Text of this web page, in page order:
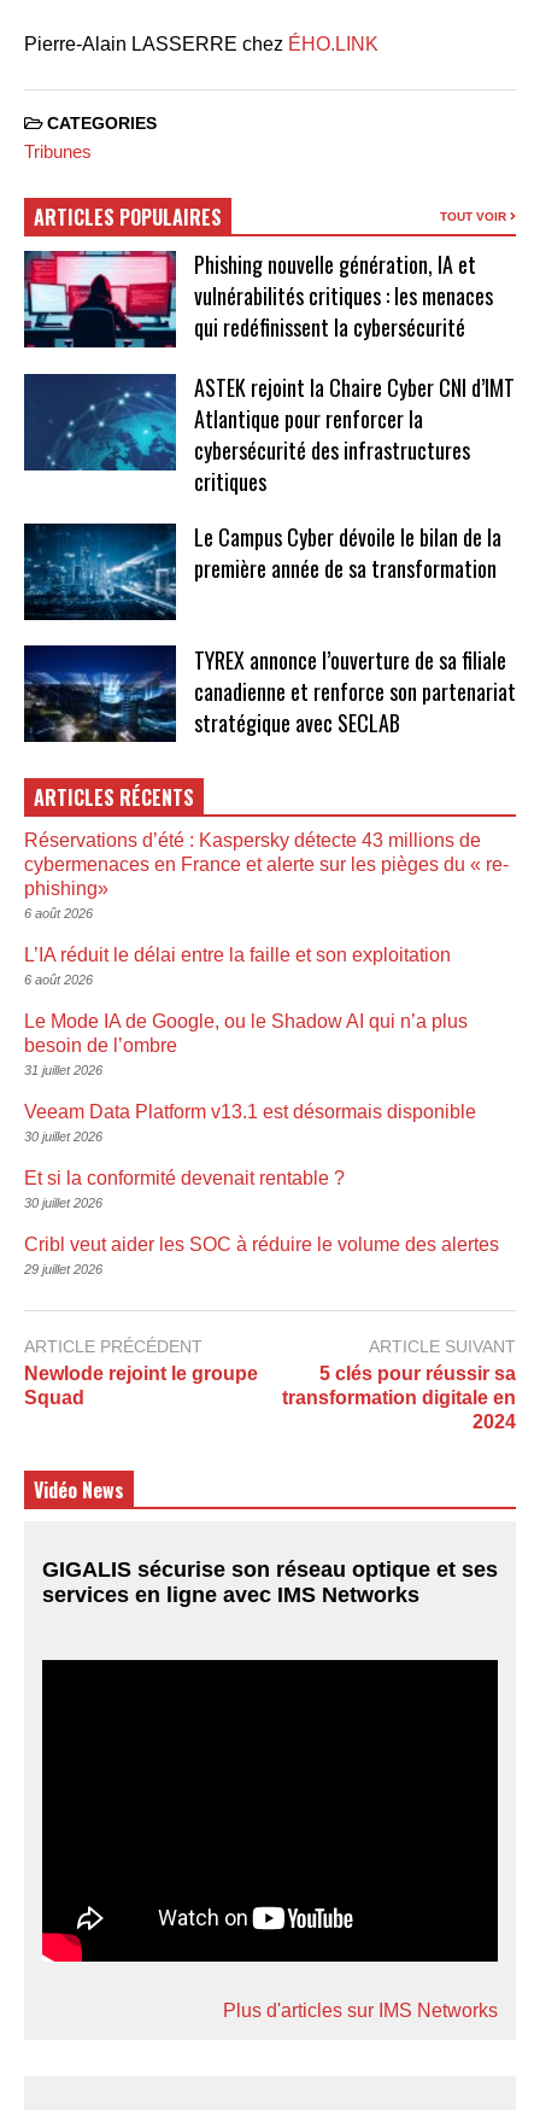
Pierre-Alain LASSERRE chez ÉHO.LINK
CATEGORIES
Tribunes
ARTICLES POPULAIRES TOUT VOIR
Phishing nouvelle génération, IA et
vulnérabilités critiques : les menaces
qui redéfinissent la cybersécurité
ASTEK rejoint la Chaire Cyber CNI d’IMT
Atlantique pour renforcer la
cybersécurité des infrastructures
critiques
Le Campus Cyber dévoile le bilan de la
première année de sa transformation
TYREX annonce l’ouverture de sa filiale
canadienne et renforce son partenariat
stratégique avec SECLAB
ARTICLES RÉCENTS
Réservations d’été : Kaspersky détecte 43 millions de
cybermenaces en France et alerte sur les pièges du « re-
phishing»
6 août 2026
L’IA réduit le délai entre la faille et son exploitation
6 août 2026
Le Mode IA de Google, ou le Shadow AI qui n’a plus
besoin de l’ombre
31 juillet 2026
Veeam Data Platform v13.1 est désormais disponible
30 juillet 2026
Et si la conformité devenait rentable ?
30 juillet 2026
Cribl veut aider les SOC à réduire le volume des alertes
29 juillet 2026
ARTICLE PRÉCÉDENT
Newlode rejoint le groupe
Squad
ARTICLE SUIVANT
5 clés pour réussir sa
transformation digitale en
2024
Vidéo News
GIGALIS sécurise son réseau optique et ses
services en ligne avec IMS Networks
Plus d'articles sur IMS Networks